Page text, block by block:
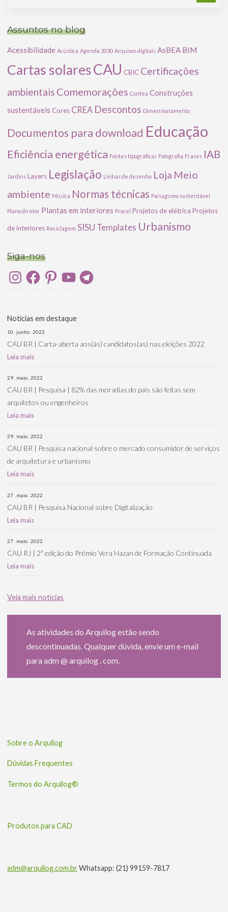
Assuntos no blog
Acessibilidade Acústica Agenda 2030 Arquivos digitais AsBEA BIM
Cartas solaresCAU CBIC Certificações
ambientais Comemorações Confea Construções
sustentáveis Cores CREA Descontos Dimensionamento
Documentos para download Educação
Eficiência energética Fontes tipográficas Fotografia Frases IAB
Jardins Layers Legislação Linhas de desenho Loja Meio
ambiente Música Normas técnicas Paisagismo sustentável
Plano diretor Plantas em interiores Procel Projetos de elétrica Projetos
de interiores Reciclagem SISU Templates Urbanismo
Siga-nos
InstagramFacebookPinterestYouTubeTelegram
Notícias em destaque
10 . junho . 2022
CAU BR | Carta-aberta aos(às) candidatos(as) nas eleições 2022
Leia mais
29 . maio . 2022
CAU BR | Pesquisa | 82% das moradias do país são feitas sem
arquitetos ou engenheiros
Leia mais
29 . maio . 2022
CAU BR | Pesquisa nacional sobre o mercado consumidor de serviços
de arquitetura e urbanismo
Leia mais
27 . maio . 2022
CAU BR | Pesquisa Nacional sobre Digitalização
Leia mais
27 . maio . 2022
CAU RJ | 2ª edição do Prêmio Vera Hazan de Formação Continuada
Leia mais
Veja mais notícias
As atividades do Arquilog estão sendo
descontinuadas. Qualquer dúvida, envie um e-mail
para adm @ arquilog . com.
Sobre o Arquilog
Dúvidas Frequentes
Termos do Arquilog®
Produtos para CAD
adm@arquilog.com.brWhatsapp: (21) 99159-7817